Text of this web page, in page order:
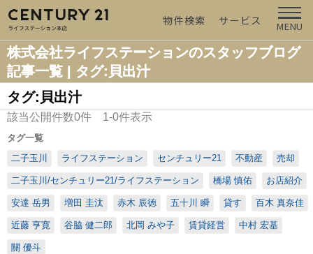
物件検索 サービス MENU
株式会社ライフステーションのスタッフブログ
記事一覧 | タグ:貝出汁
タグ:貝出汁
該当公開件数0件 1-0件表示
タグ一覧
二子玉川
ライフステーション センチュリー21 不動産 売却
二子玉川/センチュリー21/ライフステーション 橋場 慎佑 お店紹介
安達 岳男 増田 圭汰 赤木 辰徳 五十川 瞬 貸す 百木 真奈佳
近藤 亨寛 谷脇 健二郎 北岡 みや子 賃貸経営 中村 宏基
關 優斗